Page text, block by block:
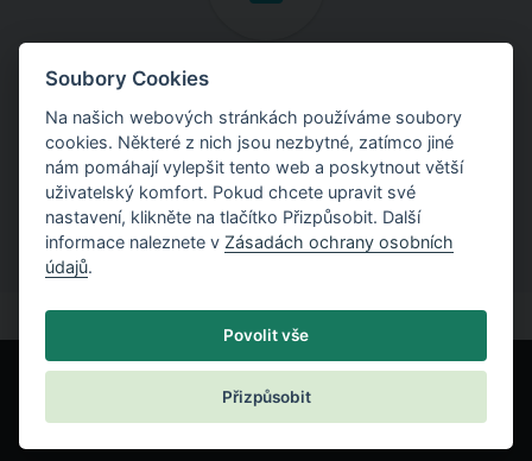
Inženýrské manuály
Stáhněte si manuály s teoretickými i praktickými ukázkami
použití programů.
Soubory Cookies
Na našich webových stránkách používáme soubory
cookies. Některé z nich jsou nezbytné, zatímco jiné
nám pomáhají vylepšit tento web a poskytnout větší
uživatelský komfort. Pokud chcete upravit své
nastavení, klikněte na tlačítko Přizpůsobit. Další
informace naleznete v Zásadách ochrany osobních
údajů.
Povolit vše
Přizpůsobit